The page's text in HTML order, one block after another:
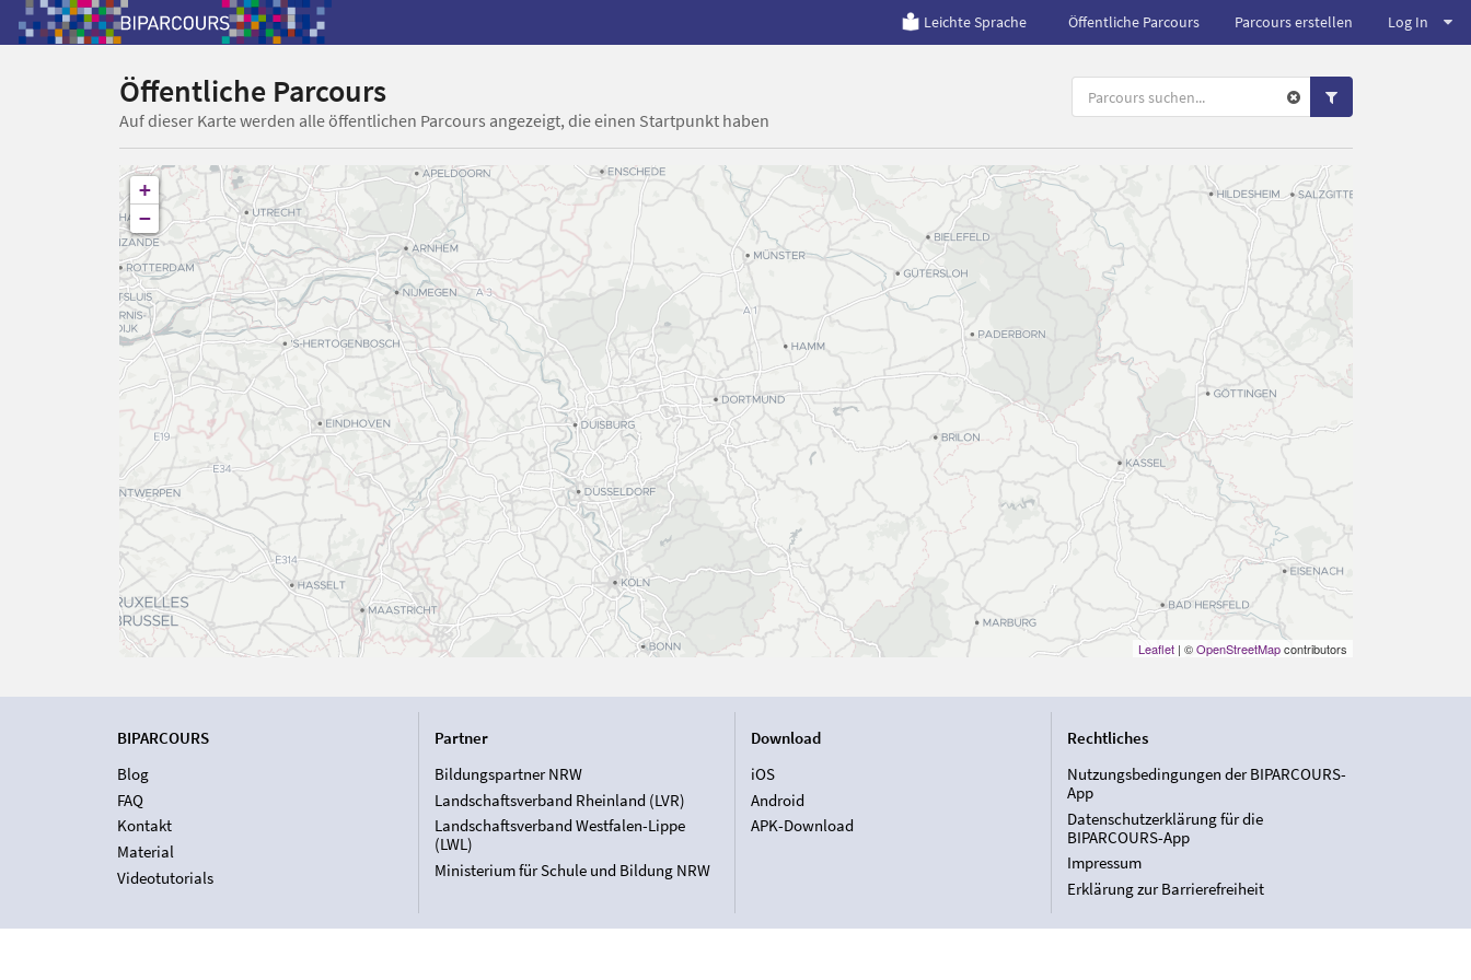
Leichte Sprache Öffentliche Parcours Parcours erstellen Log In
Öffentliche Parcours
Auf dieser Karte werden alle öffentlichen Parcours angezeigt, die einen Startpunkt haben
+
−
Leaflet| ©OpenStreetMapcontributors
BIPARCOURS
Blog
FAQ
Kontakt
Material
Videotutorials
Partner
Bildungspartner NRW
Landschaftsverband Rheinland (LVR)
Landschaftsverband Westfalen-Lippe
(LWL)
Ministerium für Schule und Bildung NRW
Download
iOS
Android
APK-Download
Rechtliches
Nutzungsbedingungen der BIPARCOURS-
App
Datenschutzerklärung für die
BIPARCOURS-App
Impressum
Erklärung zur Barrierefreiheit